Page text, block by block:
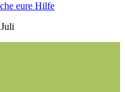
eure Hilfe